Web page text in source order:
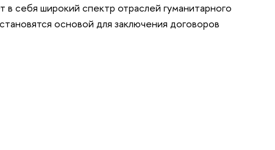
себя широкий спектр отраслей гуманитарного
основой для заключения договоров